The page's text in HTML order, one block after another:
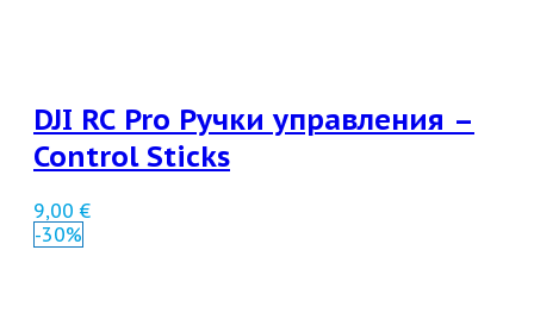
DJI RC Pro Ручки управления –
Control Sticks
9,00 €
-30%